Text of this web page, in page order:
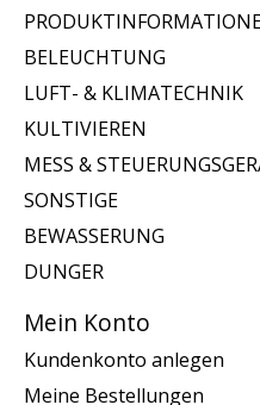
BELEUCHTUNG
LUFT- & KLIMATECHNIK
KULTIVIEREN
MESS &
SONSTIGE
BEWASSERUNG
DUNGER
Mein Konto
Kundenkonto anlegen
Meine Bestellungen